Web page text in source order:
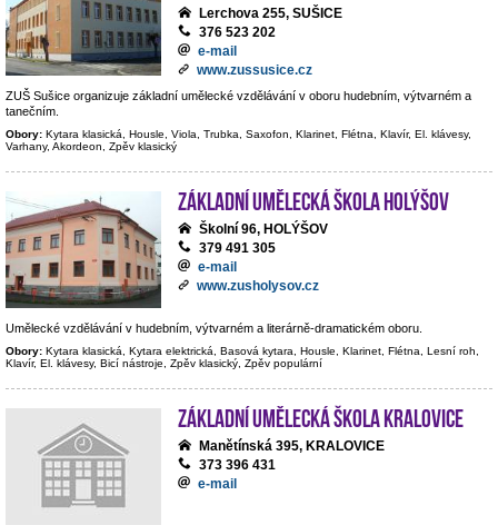
Lerchova 255, SUŠICE
376 523 202
e-mail
www.zussusice.cz
ZUŠ Sušice organizuje základní umělecké vzdělávání v oboru hudebním, výtvarném a
tanečním.
Obory: Kytara klasická, Housle, Viola, Trubka, Saxofon, Klarinet, Flétna, Klavír, El. klávesy,
Varhany, Akordeon, Zpěv klasický
Základní umělecká škola Holýšov
Školní 96, HOLÝŠOV
379 491 305
e-mail
www.zusholysov.cz
Umělecké vzdělávání v hudebním, výtvarném a literárně-dramatickém oboru.
Obory: Kytara klasická, Kytara elektrická, Basová kytara, Housle, Klarinet, Flétna, Lesní roh,
Klavír, El. klávesy, Bicí nástroje, Zpěv klasický, Zpěv populární
Základní umělecká škola Kralovice
Manětínská 395, KRALOVICE
373 396 431
e-mail